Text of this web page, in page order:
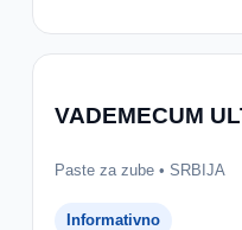
VADEMECUM
Paste za zube • SRBIJA
Informativno